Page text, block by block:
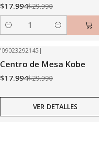
$17.994$29.990
Cantidad
Agotado
'09023292145 |
Centro de Mesa Kobe
$17.994$29.990
VER DETALLES